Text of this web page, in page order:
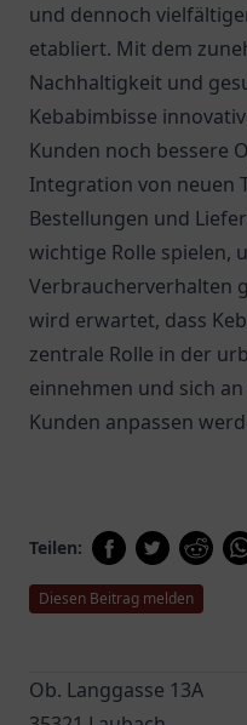
und dennoch
etabliert. Mit dem
Nachhaltigkeit und
Kebabimbisse
Kunden noch bessere
Integration von neuen
Bestellungen und
wichtige Rolle spielen,
Verbraucherverhalten
wird erwartet, dass
zentrale Rolle in der
einnehmen und sich
Kunden anpassen
Teilen:
Diesen Beitrag melden
Ob. Langgasse 13A